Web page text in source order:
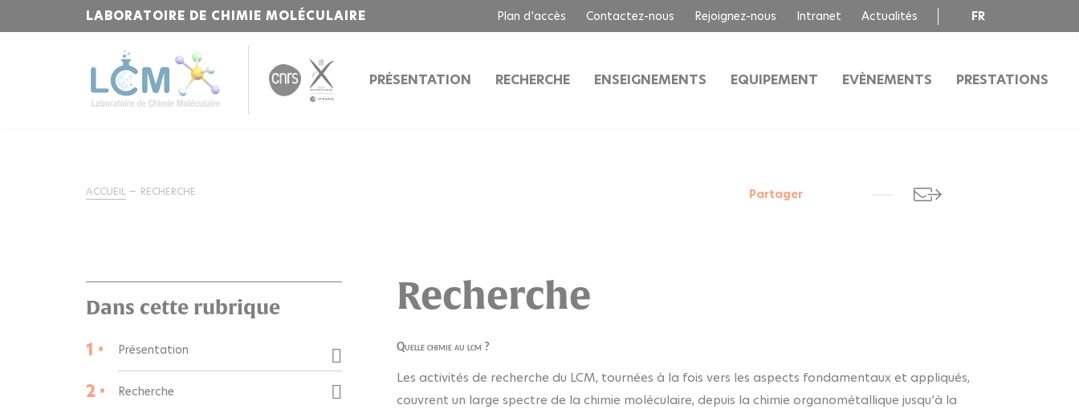
LABORATOIRE DE CHIMIE MOLÉCULAIRE Plan d’accès Contactez-nous Rejoignez-nous Intranet Actualités FR
PRÉSENTATION
RECHERCHE ENSEIGNEMENTS EQUIPEMENT EVÈNEMENTS PRESTATIONS
ACCUEIL RECHERCHE Partager
Dans cette rubrique
1 •
Présentation
2 • Recherche
Recherche
Quelle chimie au lcm ?
Les activités de recherche du LCM, tournées à la fois vers les aspects fondamentaux et appliqués,
couvrent un large spectre de la chimie moléculaire, depuis la chimie organométallique jusqu’à la